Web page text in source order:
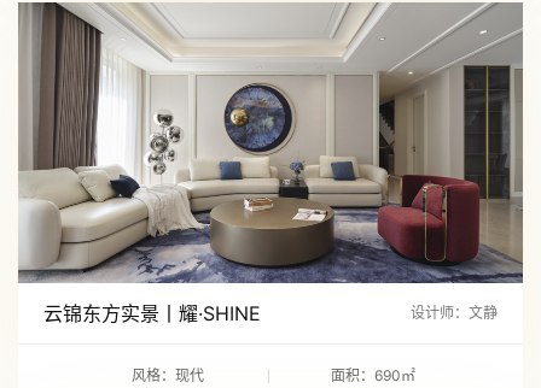
云锦东方实景丨耀·SHINE 设计师：文静
风格：现代
面积：690㎡